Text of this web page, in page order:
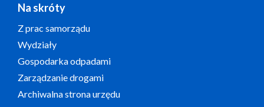
Na skróty
Z prac samorządu
Wydziały
Gospodarka odpadami
Zarządzanie drogami
Archiwalna strona urzędu